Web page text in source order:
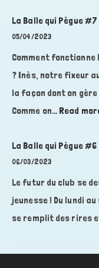
La Balle qui Pègue #7
05/04/2023
Comment
? Inès, notre fixeur
la façon dont on gère
Comme on… Read
La Balle qui Pègue #6
06/03/2023
Le futur du club se
jeunesse ! Du lundi
se remplit des rires